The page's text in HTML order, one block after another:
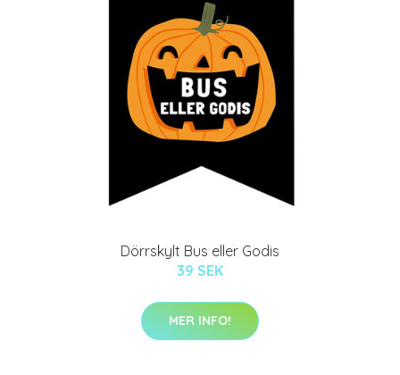
Dörrskylt Bus eller Godis
39 SEK
MER INFO!